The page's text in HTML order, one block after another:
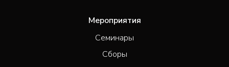
Мероприятия
Семинары
Сборы